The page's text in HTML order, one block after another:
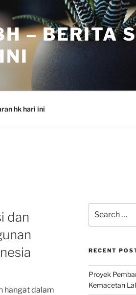
– BERITA
hk hari ini
dan
hangat dalam
for:
RECENT
Proyek
Kemacetan